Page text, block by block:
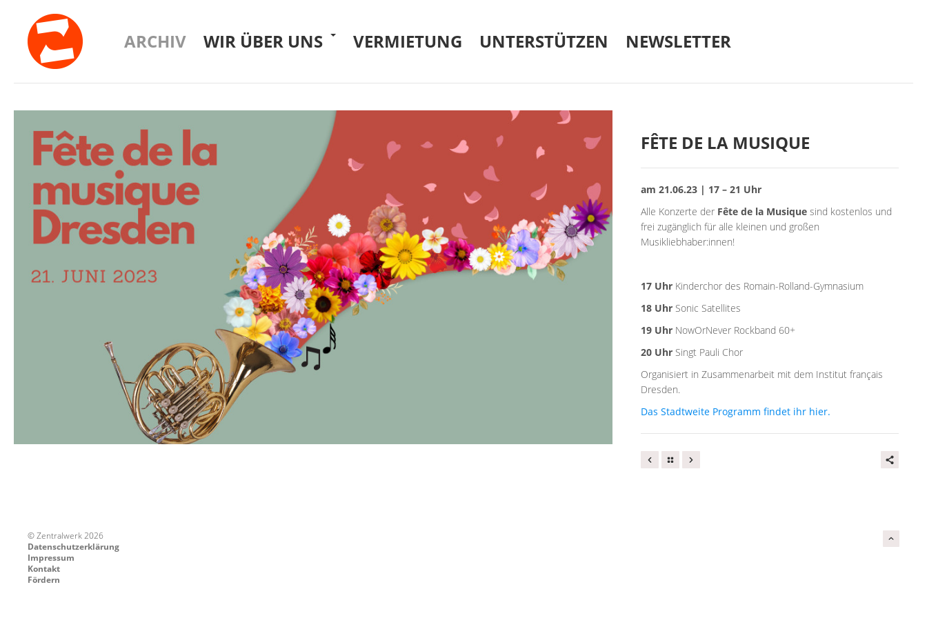
ARCHIV WIR ÜBER UNS VERMIETUNG UNTERSTÜTZEN NEWSLETTER
FÊTE DE LA MUSIQUE
am 21.06.23 | 17 – 21 Uhr
Alle Konzerte der Fête de la Musique sind kostenlos und
frei zugänglich für alle kleinen und großen
Musikliebhaber:innen!
17 Uhr Kinderchor des Romain-Rolland-Gymnasium
18 Uhr Sonic Satellites
19 Uhr NowOrNever Rockband 60+
20 Uhr Singt Pauli Chor
Organisiert in Zusammenarbeit mit dem Institut français
Dresden.
Das Stadtweite Programm findet ihr hier.
© Zentralwerk 2026
Datenschutzerklärung
Impressum
Kontakt
Fördern